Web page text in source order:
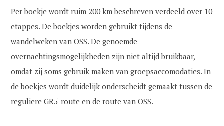
Per boekje wordt ruim 200 km beschreven verdeeld over 10
etappes. De boekjes worden gebruikt tijdens de
wandelweken van OSS. De genoemde
overnachtingsmogelijkheden zijn niet altijd bruikbaar,
omdat zij soms gebruik maken van groepsaccomodaties. In
de boekjes wordt duidelijk onderscheidt gemaakt tussen de
reguliere GR5-route en de route van OSS.